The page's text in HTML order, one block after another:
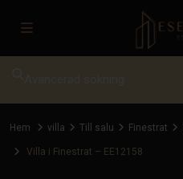
Hem villa Till salu Finestrat
Villa i Finestrat – EE12158